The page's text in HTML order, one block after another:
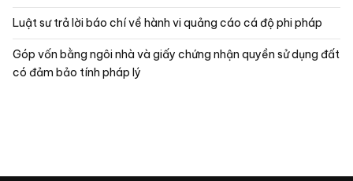
Luật sư trả lời báo chí về hành vi quảng cáo cá độ phi pháp
Góp vốn bằng ngôi nhà và giấy chứng nhận quyền sử dụng đất
có đảm bảo tính pháp lý